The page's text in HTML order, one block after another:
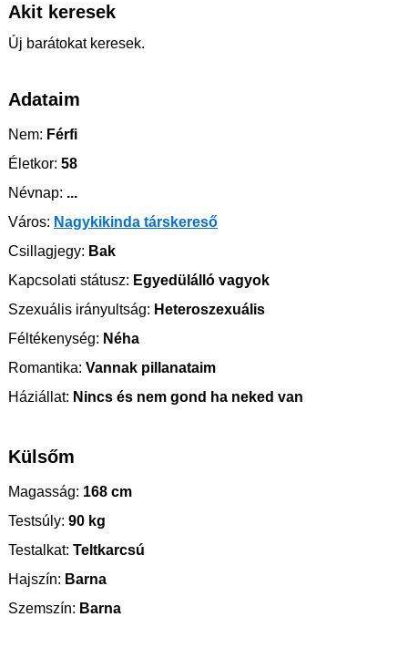
Akit keresek
Új barátokat keresek.
Adataim
Nem: Férfi
Életkor: 58
Névnap: ...
Város: Nagykikinda társkereső
Csillagjegy: Bak
Kapcsolati státusz: Egyedülálló vagyok
Szexuális irányultság: Heteroszexuális
Féltékenység: Néha
Romantika: Vannak pillanataim
Háziállat: Nincs és nem gond ha neked van
Külsőm
Magasság: 168 cm
Testsúly: 90 kg
Testalkat: Teltkarcsú
Hajszín: Barna
Szemszín: Barna